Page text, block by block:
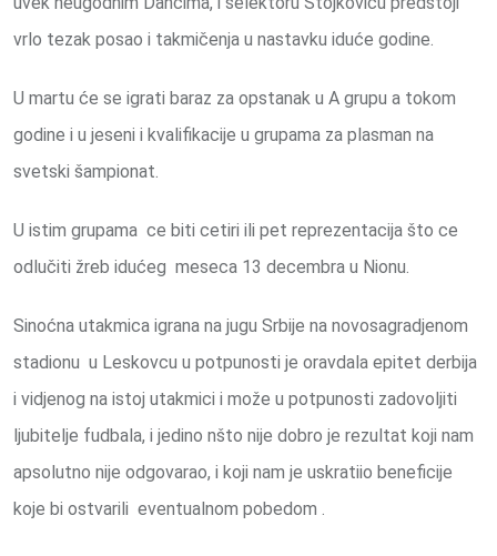
vrlo tezak posao i takmičenja u nastavku iduće godine.
U martu će se igrati baraz za opstanak u A grupu a tokom
godine i u jeseni i kvalifikacije u grupama za plasman na
svetski šampionat.
U istim grupama ce biti cetiri ili pet reprezentacija što ce
odlučiti žreb idućeg meseca 13 decembra u Nionu.
Sinoćna utakmica igrana na jugu Srbije na novosagradjenom
stadionu u Leskovcu u potpunosti je oravdala epitet derbija
i vidjenog na istoj utakmici i može u potpunosti zadovoljiti
ljubitelje fudbala, i jedino nšto nije dobro je rezultat koji nam
apsolutno nije odgovarao, i koji nam je uskratiio beneficije
koje bi ostvarili eventualnom pobedom .